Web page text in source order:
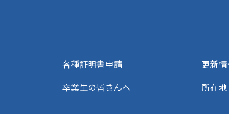
各種証明書申請
卒業生の皆さんへ
更新情
所在